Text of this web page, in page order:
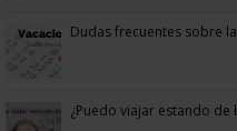
Dudas frecuentes sobre
¿Puedo viajar estando de